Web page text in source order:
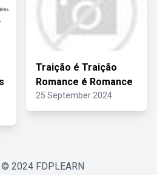
Traição é Traição
Romance é Romance
25 September 2024
© 2024 FDPLEARN